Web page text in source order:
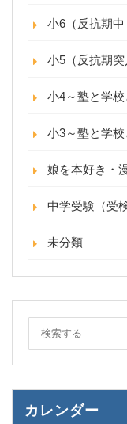
小6（反抗期
小5（反抗期
小4～塾と学校
小3～塾と学校
娘を本好き・
中学受験（受
未分類
カレンダー